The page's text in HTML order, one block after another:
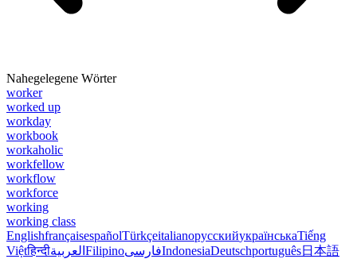
Nahegelegene Wörter
worker
worked up
workday
workbook
workaholic
workfellow
workflow
workforce
working
working class
EnglishfrançaisespañolTürkçeitalianoрусскийукраїнськаTiếng
Việtहिन्दीالعربية FilipinoفارسیIndonesiaDeutschportuguês日本語